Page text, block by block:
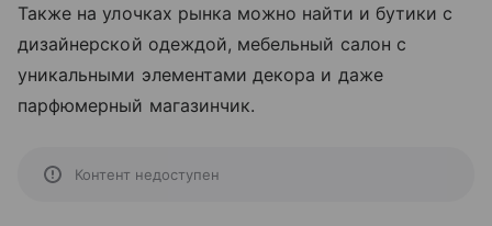
Также на улочках рынка можно найти и бутики с
дизайнерской одеждой, мебельный салон с
уникальными элементами декора и даже
парфюмерный магазинчик.
Контент недоступен